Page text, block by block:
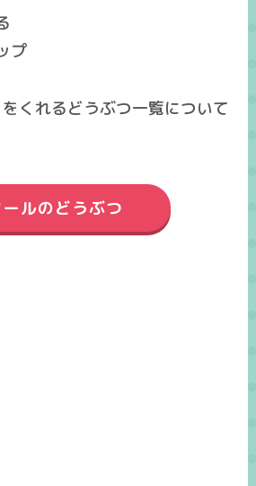
プ
をくれるどうぶつ一覧について
ールのどうぶつ